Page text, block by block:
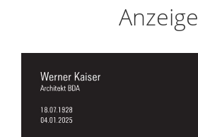
Anzeige